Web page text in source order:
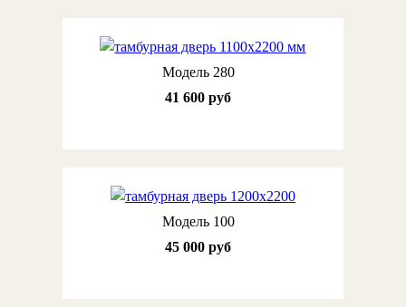
Модель 280
41 600 руб
Модель 100
45 000 руб